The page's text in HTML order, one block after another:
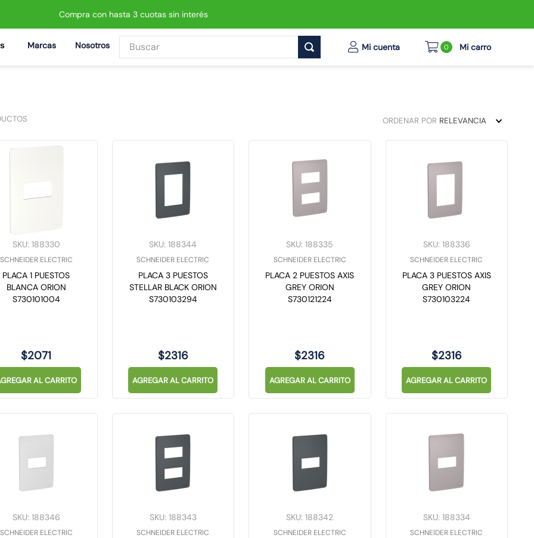
Compra con hasta 3 cuotas sin interés
Marcas Nosotros Buscar
0
ORDENAR POR RELEVANCIA
SKU: 188330
SCHNEIDER ELECTRIC
PLACA 1 PUESTOS
BLANCA ORION
S730101004
$2071
AL CARRITO
SKU:188344
SCHNEIDER ELECTRIC
PLACA 3 PUESTOS
STELLAR BLACK ORION
S730103294
$2316
AGREGAR AL CARRITO
SKU:188335
SCHNEIDER ELECTRIC
PLACA 2 PUESTOS AXIS
GREY ORION
S730121224
$2316
AGREGAR AL CARRITO
SKU: 188336
SCHNEIDER ELECTRIC
PLACA 3 PUESTOS AXIS
GREY ORION
S730103224
$2316
AGREGAR AL CARRITO
SKU: 188346
SCHNEIDER ELECTRIC
SKU: 188343
SCHNEIDER ELECTRIC
SKU:188342
SCHNEIDER ELECTRIC
SKU: 188334
SCHNEIDER ELECTRIC